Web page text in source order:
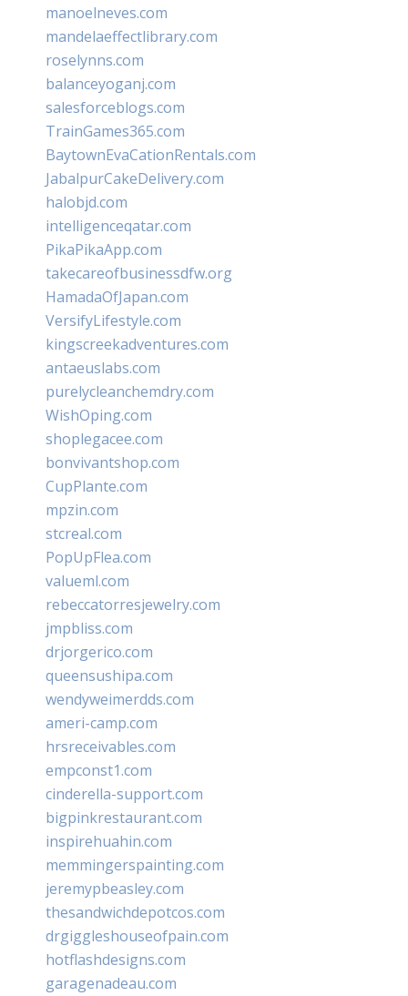
manoelneves.com
mandelaeffectlibrary.com
roselynns.com
balanceyoganj.com
salesforceblogs.com
TrainGames365.com
BaytownEvaCationRentals.com
JabalpurCakeDelivery.com
halobjd.com
intelligenceqatar.com
PikaPikaApp.com
takecareofbusinessdfw.org
HamadaOfJapan.com
VersifyLifestyle.com
kingscreekadventures.com
antaeuslabs.com
purelycleanchemdry.com
WishOping.com
shoplegacee.com
bonvivantshop.com
CupPlante.com
mpzin.com
stcreal.com
PopUpFlea.com
valueml.com
rebeccatorresjewelry.com
jmpbliss.com
drjorgerico.com
queensushipa.com
wendyweimerdds.com
ameri-camp.com
hrsreceivables.com
empconst1.com
cinderella-support.com
bigpinkrestaurant.com
inspirehuahin.com
memmingerspainting.com
jeremypbeasley.com
thesandwichdepotcos.com
drgiggleshouseofpain.com
hotflashdesigns.com
garagenadeau.com